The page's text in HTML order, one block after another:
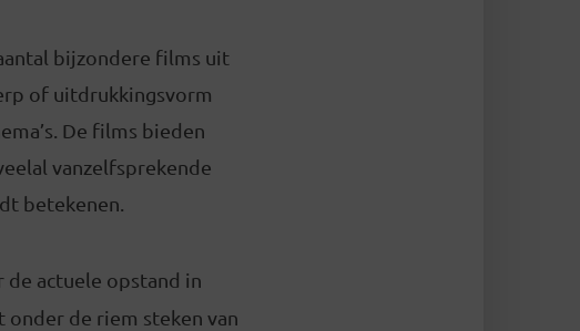
bijzondere films uit
of uitdrukkingsvorm
De films bieden
vanzelfsprekende
betekenen.
de actuele opstand in
onder de riem steken van